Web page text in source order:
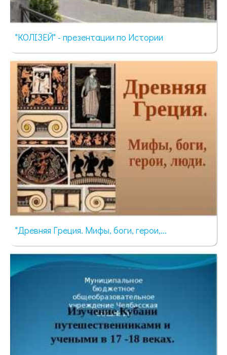
"КОЛІЗЕЙ" - презентации по Истории
2720 просмотров
"Древняя Греция. Мифы, боги, герои,...
5914 просмотров